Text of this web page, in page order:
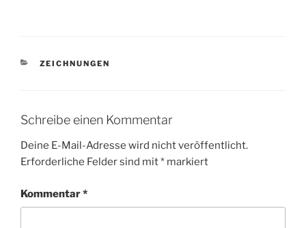
KATEGORIEN
ZEICHNUNGEN
Schreibe einen Kommentar
Deine E-Mail-Adresse wird nicht veröffentlicht.
Erforderliche Felder sind mit* markiert
Kommentar*